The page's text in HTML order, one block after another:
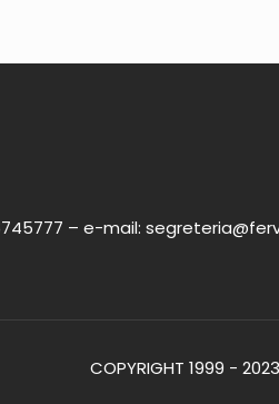
– e-mail:
COPYRIGHT 1999 -